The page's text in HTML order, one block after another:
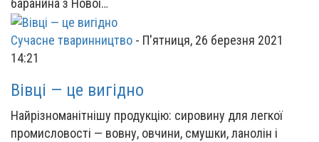
баранина з Нової…
Сучасне тваринництво - П'ятниця, 26 березня 2021
14:21
Вівці — це вигідно
Найрізноманітнішу продукцію: сировину для легкої
промисловості — вовну, овчини, смушки, ланолін і